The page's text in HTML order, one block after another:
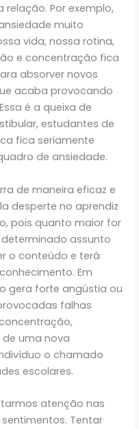
Por exemplo,
muito
vida, nossa rotina,
e concentração fica
absorver novos
acaba provocando
é a queixa de
estudantes de
fica seriamente
de ansiedade.
de maneira eficaz e
desperte no aprendiz
pois quanto maior for
assunto
o conteúdo e terá
Em
gera forte angústia ou
falhas
uma nova
o chamado
escolares.
atenção nas
Tentar